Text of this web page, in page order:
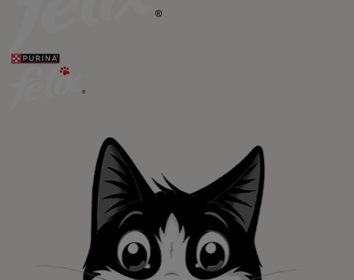
¡No te lo pierdas, únete a Purina y empieza